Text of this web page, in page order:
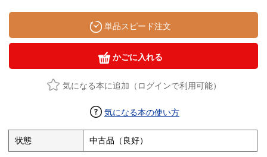
単品スピード注文
かごに入れる
気になる本に追加（ログインで利用可能）
気になる本の使い方
状態 中古品（良好）